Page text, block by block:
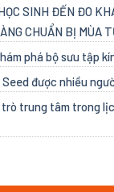
SINH ĐẾN ĐO
CHUẨN BỊ MÙA
phá bộ sưu tập
được nhiều
trò trung tâm trong